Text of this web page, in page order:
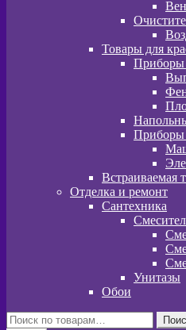
Товары для
Приборы
Приборы
Встраиваемая
Отделка и ремонт
Сантехника
Унитазы
Обои
Искать: